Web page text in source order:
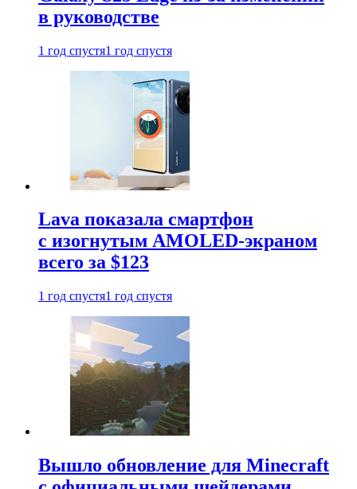
в руководстве
1 год спустя1 год спустя
Lava показала смартфон
с изогнутым AMOLED-экраном
всего за $123
1 год спустя1 год спустя
Вышло обновление для Minecraft